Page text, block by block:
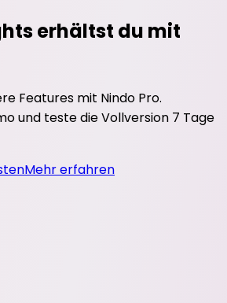
erhältst du mit
Features mit Nindo Pro.
und teste die Vollversion 7 Tage
Mehr erfahren